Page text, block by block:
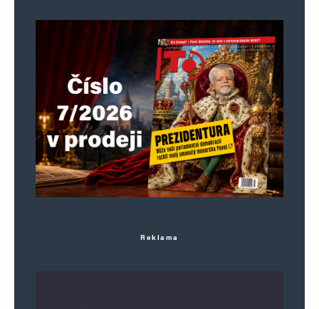
přístavů pro lodě podezřelé, že migranty loví
a dopravují do Evropy. No a nemělo by se
zapomenout na očištění evropského soudu pro
lidská práva od aktivistických soudců, kteří mají
na svědomí rozhodnutí, že se vylovení uprchlíci
nesmějí vracet odkud vypluli. A možná by pak
pašeráci přestali být problém, protože by je
nebylo z čeho platit.
Reklama